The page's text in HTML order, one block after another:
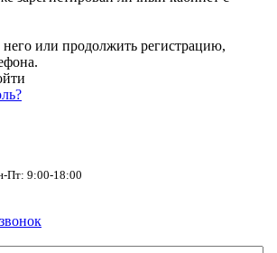
или продолжить регистрацию,
Пт: 9:00-18:00